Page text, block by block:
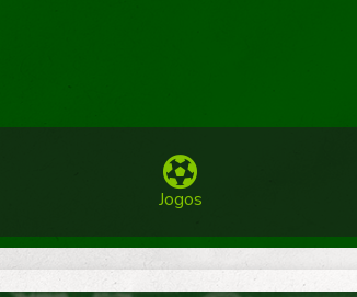
Jogos